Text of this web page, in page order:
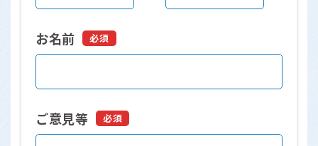
お名前 必須
ご意見等 必須